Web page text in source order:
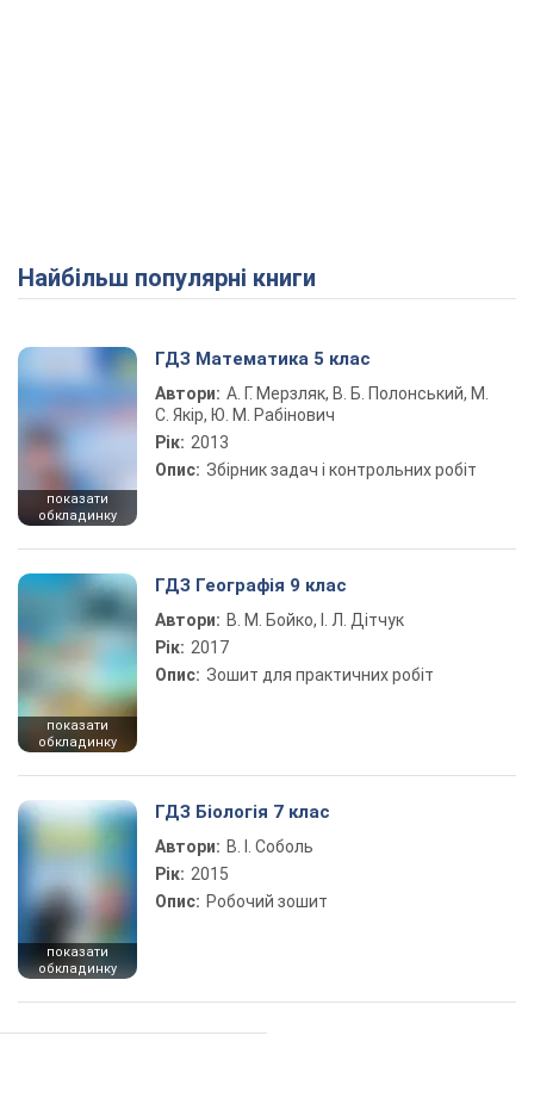
Найбільш популярні книги
показати
обкладинку
ГДЗ Математика 5 клас
Автори: А. Г. Мерзляк, В. Б. Полонський, М.
С. Якір, Ю. М. Рабінович
Рік: 2013
Опис: Збірник задач і контрольних робіт
показати
обкладинку
ГДЗ Географія 9 клас
Автори: В. М. Бойко, І. Л. Дітчук
Рік: 2017
Опис: Зошит для практичних робіт
показати
обкладинку
ГДЗ Біологія 7 клас
Автори: В. І. Соболь
Рік: 2015
Опис: Робочий зошит